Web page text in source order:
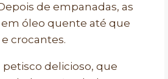
de empanadas, as
em óleo quente até que
crocantes.
delicioso, que